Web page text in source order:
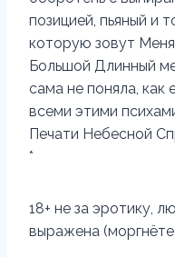
позицией, пьяный и
которую зовут
Большой Длинный
сама не поняла, как
всеми этими
Печати Небесной
*
18+ не за эротику,
выражена